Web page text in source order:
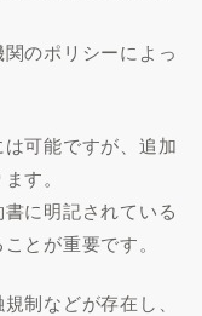
のポリシーによっ
可能ですが、追加
す。
に明記されている
とが重要です。
制などが存在し、